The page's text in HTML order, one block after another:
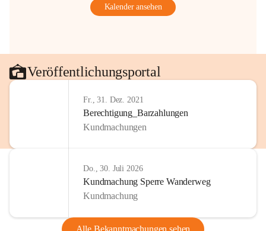
Kalender ansehen
Veröffentlichungsportal
Fr., 31. Dez. 2021
Berechtigung_Barzahlungen
Kundmachungen
Do., 30. Juli 2026
Kundmachung Sperre Wanderweg
Kundmachung
Alle Bekanntmachungen sehen